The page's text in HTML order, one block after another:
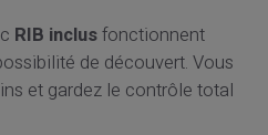
RIB inclusfonctionnent
de découvert. Vous
et gardez le contrôle total